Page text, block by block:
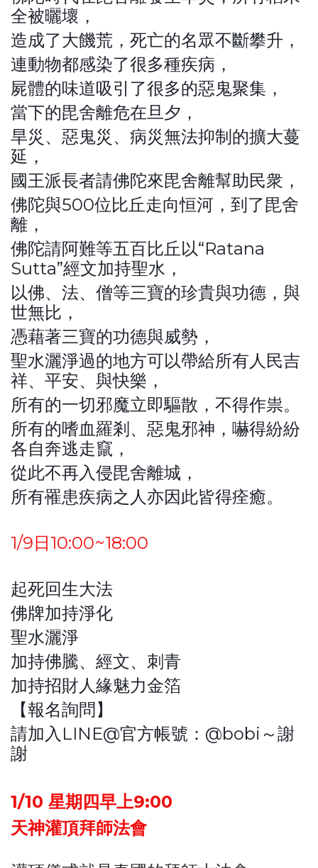
全被曬壞，
造成了大饑荒，死亡的名眾不斷攀升，
連動物都感染了很多種疾病，
屍體的味道吸引了很多的惡鬼聚集，
當下的毘舍離危在旦夕，
旱災、惡鬼災、病災無法抑制的擴大蔓
延，
國王派長者請佛陀來毘舍離幫助民衆，
佛陀與500位比丘走向恒河，到了毘舍
離，
佛陀請阿難等五百比丘以“Ratana
Sutta”經文加持聖水，
以佛、法、僧等三寶的珍貴與功德，與
世無比，
憑藉著三寶的功德與威勢，
聖水灑淨過的地方可以帶給所有人民吉
祥、平安、與快樂，
所有的一切邪魔立即驅散，不得作祟。
所有的嗜血羅剎、惡鬼邪神，嚇得紛紛
各自奔逃走竄，
從此不再入侵毘舍離城，
所有罹患疾病之人亦因此皆得痊癒。
1/9日10:00~18:00
起死回生大法
佛牌加持淨化
聖水灑淨
加持佛騰、經文、刺青
加持招財人緣魅力金箔
【報名詢問】
請加入LINE@官方帳號：@bobi～謝
謝
1/10 星期四早上9:00
天神灌頂拜師法會